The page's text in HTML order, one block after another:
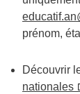
prénom,
Découvrir
nationales